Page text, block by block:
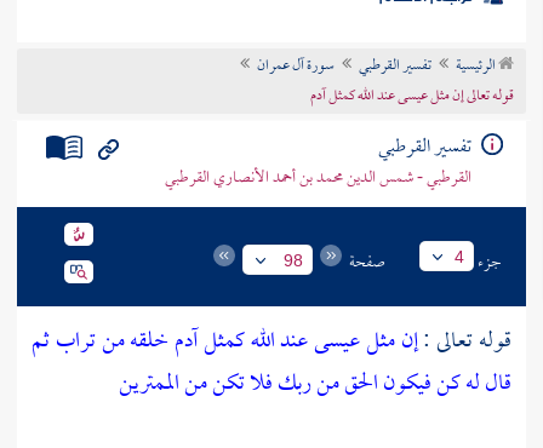
موضوعي
تراجم الأعلام
الرئيسية تفسير القرطبي
سورة آل عمران
قوله تعالى إن مثل عيسى عند الله كمثل آدم
تفسير القرطبي
القرطبي - شمس الدين محمد بن أحمد الأنصاري القرطبي
جزء 4 صفحة 98
قوله تعالى :إن مثل عيسى عند الله كمثل آدم خلقه من تراب ثم
قال له كن فيكون الحق من ربك فلا تكن من الممترين